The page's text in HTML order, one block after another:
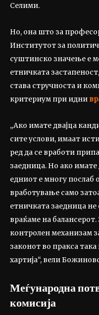
Селими.
Но, она што за
Институтот за
суштинско значење е
етничката
става стручноста и
критериум при идни
„Ако имате двајца
сите услови, имаат
ред да се вработи
заедница. Но ако
едниот е многу послаб
вработување само
етничката заедница не
враќаме на
контролен механизам
законот во пракса
хартија“, вели
Меѓународна
комисија